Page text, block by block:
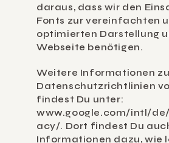
daraus, dass wir den
Fonts zur vereinfachten
optimierten Darstellung
Webseite benötigen.
Weitere Informationen
Datenschutzrichtlinien
findest Du unter:
www.google.com/intl/
acy/. Dort findest Du
Informationen dazu, wie